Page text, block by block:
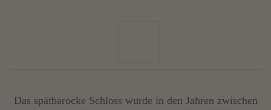
Das spätbarocke Schloss wurde in den Jahren zwischen